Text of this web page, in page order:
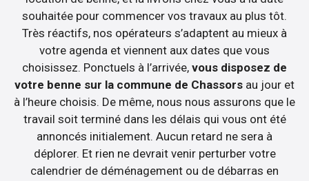
souhaitée pour commencer vos travaux au plus tôt.
Très réactifs, nos opérateurs s’adaptent au mieux à
votre agenda et viennent aux dates que vous
choisissez. Ponctuels à l’arrivée, vous disposez de
votre benne sur la commune de Chassors au jour et
à l’heure choisis. De même, nous nous assurons que le
travail soit terminé dans les délais qui vous ont été
annoncés initialement. Aucun retard ne sera à
déplorer. Et rien ne devrait venir perturber votre
calendrier de déménagement ou de débarras en